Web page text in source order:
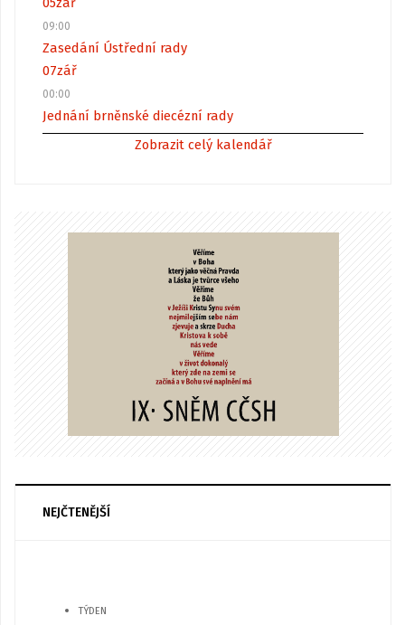
09:00
Zasedání Ústřední rady
07zář
00:00
Jednání brněnské diecézní rady
Zobrazit celý kalendář
NEJČTENĚJŠÍ
TÝDEN